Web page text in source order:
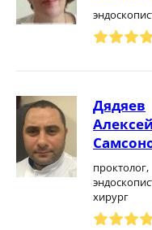
Дядяев
Алексей
проктолог,
хирург